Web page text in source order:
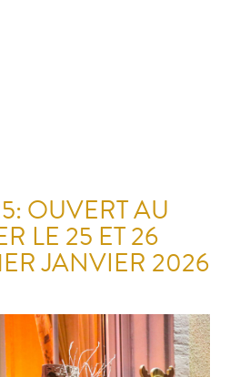
OUVERT AU
LE 25 ET 26
JANVIER 2026